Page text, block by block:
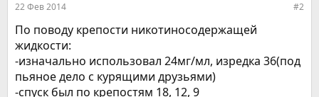
22 Фев 2014 #2
По поводу крепости никотиносодержащей
жидкости:
-изначально использовал 24мг/мл, изредка 36(под
пьяное дело с курящими друзьями)
-спуск был по крепостям 18, 12, 9